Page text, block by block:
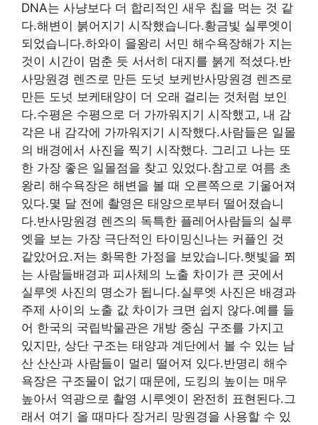
DNA는 사냥보다 더 합리적인 새우 칩을 먹는 것 같
다.해변이 붉어지기 시작했습니다.황금빛 실루엣이
되었습니다.하와이 을왕리 서민 해수욕장해가 지는
것이 시간이 멈춘 듯 서서히 대지를 붉게 적셨다.반
사망원경 렌즈로 만든 도넛 보케반사망원경 렌즈로
만든 도넛 보케태양이 더 오래 걸리는 것처럼 보인
다.수평은 수평으로 더 가까워지기 시작했고, 내 감
각은 내 감각에 가까워지기 시작했다.사람들은 일몰
의 배경에서 사진을 찍기 시작했다. 그리고 나는 또
한 가장 좋은 일몰점을 찾고 있었다.참고로 여름 초
왕리 해수욕장은 해변을 볼 때 오른쪽으로 기울어져
있다.몇 달 전에 촬영은 태양으로부터 떨어졌습니
다.반사망원경 렌즈의 독특한 플레어사람들의 실루
엣을 보는 가장 극단적인 타이밍신나는 커플인 것
같았어요.저는 화목한 가정을 보았습니다.햇빛을 쬐
는 사람들배경과 피사체의 노출 차이가 큰 곳에서
실루엣 사진의 명소가 됩니다.실루엣 사진은 배경과
주제 사이의 노출 값 차이가 크면 쉽지 않다.예를 들
어 한국의 국립박물관은 개방 중심 구조를 가지고
있지만, 상단 구조는 태양과 계단에서 볼 수 있는 남
산 산산과 사람들이 멀리 떨어져 있다.반명리 해수
욕장은 구조물이 없기 때문에, 도킹의 높이는 매우
높아서 역광으로 촬영 시루엣이 완전히 표현된다.그
래서 여기 올 때마다 장거리 망원경을 사용할 수 있